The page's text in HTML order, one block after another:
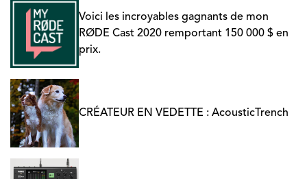
Voici les incroyables gagnants de mon
RØDE Cast 2020 remportant 150 000 $ en
prix.
CRÉATEUR EN VEDETTE : AcousticTrench